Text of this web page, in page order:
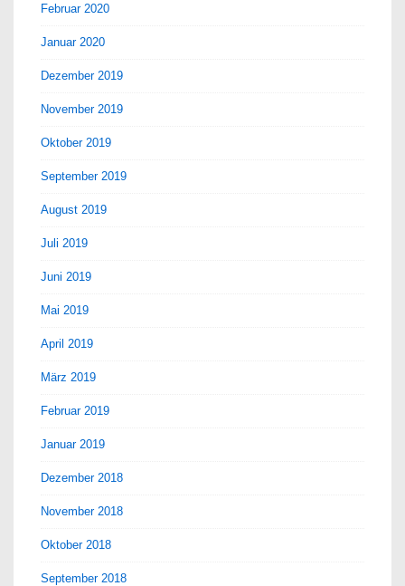
Februar 2020
Januar 2020
Dezember 2019
November 2019
Oktober 2019
September 2019
August 2019
Juli 2019
Juni 2019
Mai 2019
April 2019
März 2019
Februar 2019
Januar 2019
Dezember 2018
November 2018
Oktober 2018
September 2018